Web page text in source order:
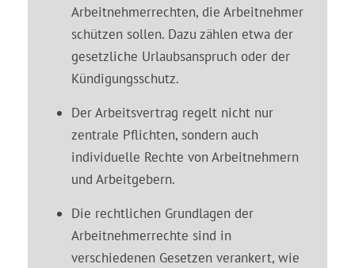
Arbeitnehmerrechten, die Arbeitnehmer
schützen sollen. Dazu zählen etwa der
gesetzliche Urlaubsanspruch oder der
Kündigungsschutz.
Der Arbeitsvertrag regelt nicht nur
zentrale Pflichten, sondern auch
individuelle Rechte von Arbeitnehmern
und Arbeitgebern.
Die rechtlichen Grundlagen der
Arbeitnehmerrechte sind in
verschiedenen Gesetzen verankert, wie